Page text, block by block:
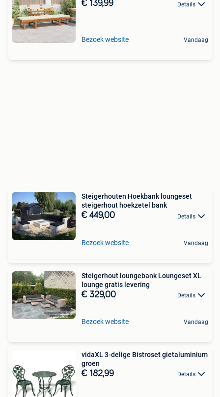
€ 139,99 Details
Bezoek website Vandaag
Steigerhouten Hoekbank loungeset
steigerhout hoekzetel bank
€ 449,00 Details
Bezoek website Vandaag
Steigerhout loungebank Loungeset XL
lounge gratis levering
€ 329,00 Details
Bezoek website Vandaag
vidaXL 3-delige Bistroset gietaluminium
groen
€ 182,99 Details